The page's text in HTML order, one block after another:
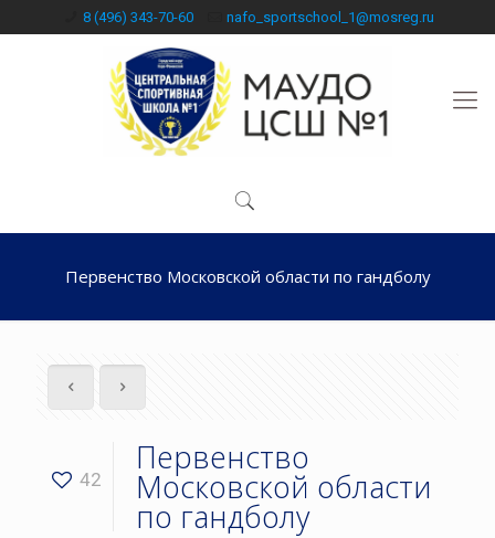
8 (496) 343-70-60 nafo_sportschool_1@mosreg.ru
Первенство Московской области по гандболу
42
Первенство
Московской области
по гандболу